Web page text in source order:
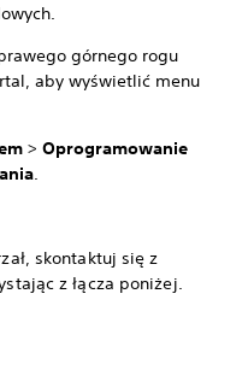
górnego rogu
aby wyświetlić menu
> Oprogramowanie
.
skontaktuj się z
z łącza poniżej.